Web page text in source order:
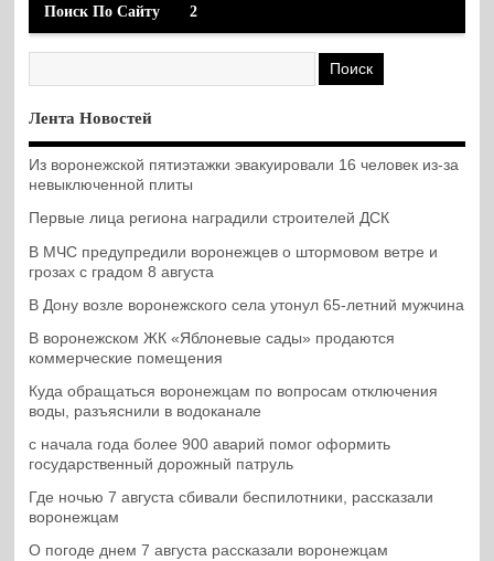
Поиск По Сайту 2
Лента Новостей
Из воронежской пятиэтажки эвакуировали 16 человек из-за
невыключенной плиты
Первые лица региона наградили строителей ДСК
В МЧС предупредили воронежцев о штормовом ветре и
грозах с градом 8 августа
В Дону возле воронежского села утонул 65-летний мужчина
В воронежском ЖК «Яблоневые сады» продаются
коммерческие помещения
Куда обращаться воронежцам по вопросам отключения
воды, разъяснили в водоканале
с начала года более 900 аварий помог оформить
государственный дорожный патруль
Где ночью 7 августа сбивали беспилотники, рассказали
воронежцам
О погоде днем 7 августа рассказали воронежцам